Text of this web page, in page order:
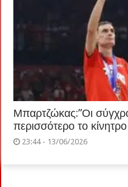
Μπαρτζώκας:”Οι
περισσότερο το
23:44 - 13/06/2026